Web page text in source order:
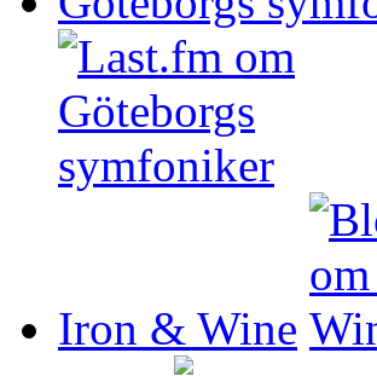
Iron & Wine